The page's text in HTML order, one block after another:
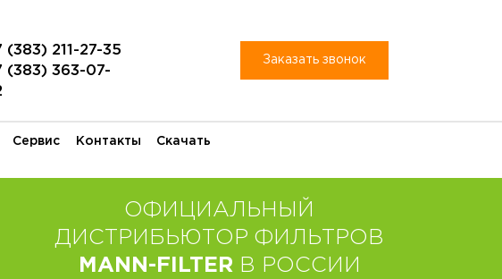
(383) 211-27-35
(383) 363-07-
Заказать звонок
Сервис Контакты
Скачать
ОФИЦИАЛЬНЫЙ
ДИСТРИБЬЮТОР ФИЛЬТРОВ
MANN-FILTER В РОССИИ